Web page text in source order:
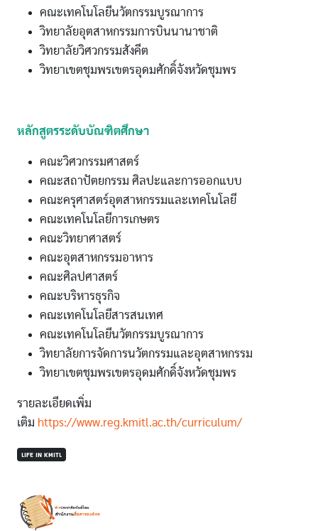
คณะเทคโนโลยีนวัตกรรมบูรณาการ
วิทยาลัยอุตสาหกรรมการบินนานาชาติ
วิทยาลัยวิศวกรรมสังคีต
วิทยาเขตชุมพรเขตรอุดมศักดิ์จังหวัดชุมพร
หลักสูตรระดับบัณฑิตศึกษา
คณะวิศวกรรมศาสตร์
คณะสถาปัตยกรรม ศิลปะและการออกแบบ
คณะครุศาสตร์อุตสาหกรรมและเทคโนโลยี
คณะเทคโนโลยีการเกษตร
คณะวิทยาศาสตร์
คณะอุตสาหกรรมอาหาร
คณะศิลปศาสตร์
คณะบริหารธุรกิจ
คณะเทคโนโลยีสารสนเทศ
คณะเทคโนโลยีนวัตกรรมบูรณาการ
วิทยาลัยการจัดการนวัตกรรมและอุตสาหกรรม
วิทยาเขตชุมพรเขตรอุดมศักดิ์จังหวัดชุมพร
รายละเอียดเพิ่ม
เติม https://www.reg.kmitl.ac.th/curriculum/
LIFE IN KMITL